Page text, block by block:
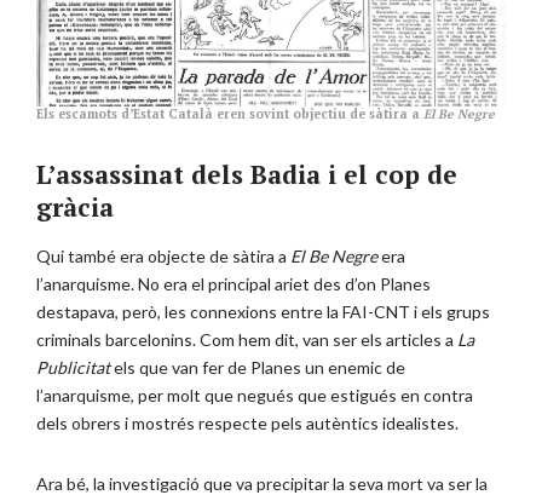
Els escamots d’Estat Català eren sovint objectiu de sàtira a El Be Negre
L’assassinat dels Badia i el cop de
gràcia
Qui també era objecte de sàtira a El Be Negreera
l’anarquisme. No era el principal ariet des d’on Planes
destapava, però, les connexions entre la FAI-CNT i els grups
criminals barcelonins. Com hem dit, van ser els articles a La
Publicitatels que van fer de Planes un enemic de
l’anarquisme, per molt que negués que estigués en contra
dels obrers i mostrés respecte pels autèntics idealistes.
Ara bé, la investigació que va precipitar la seva mort va ser la